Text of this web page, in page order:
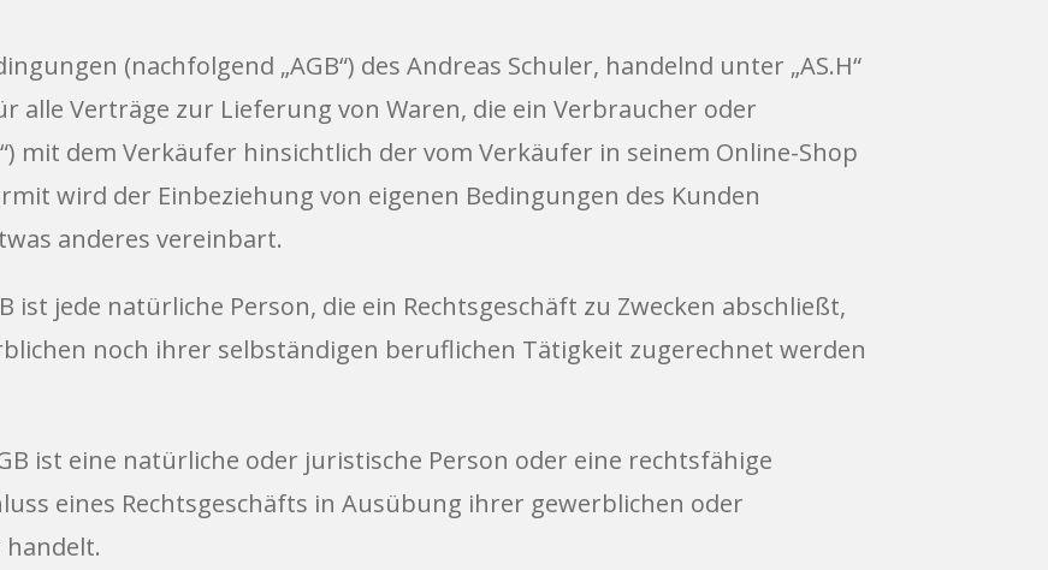
(nachfolgend „AGB“) des Andreas Schuler, handelnd unter „AS.H“
alle Verträge zur Lieferung von Waren, die ein Verbraucher oder
mit dem Verkäufer hinsichtlich der vom Verkäufer in seinem Online-Shop
wird der Einbeziehung von eigenen Bedingungen des Kunden
anderes vereinbart.
ist jede natürliche Person, die ein Rechtsgeschäft zu Zwecken abschließt,
noch ihrer selbständigen beruflichen Tätigkeit zugerechnet werden
ist eine natürliche oder juristische Person oder eine rechtsfähige
eines Rechtsgeschäfts in Ausübung ihrer gewerblichen oder